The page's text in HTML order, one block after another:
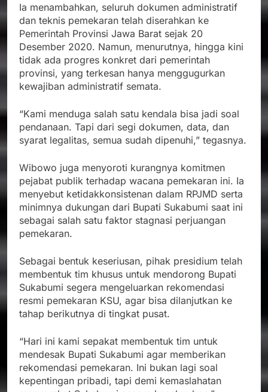
Ia menambahkan, seluruh dokumen administratif
dan teknis pemekaran telah diserahkan ke
Pemerintah Provinsi Jawa Barat sejak 20
Desember 2020. Namun, menurutnya, hingga kini
tidak ada progres konkret dari pemerintah
provinsi, yang terkesan hanya menggugurkan
kewajiban administratif semata.
“Kami menduga salah satu kendala bisa jadi soal
pendanaan. Tapi dari segi dokumen, data, dan
syarat legalitas, semua sudah dipenuhi,” tegasnya.
Wibowo juga menyoroti kurangnya komitmen
pejabat publik terhadap wacana pemekaran ini. Ia
menyebut ketidakkonsistenan dalam RPJMD serta
minimnya dukungan dari Bupati Sukabumi saat ini
sebagai salah satu faktor stagnasi perjuangan
pemekaran.
Sebagai bentuk keseriusan, pihak presidium telah
membentuk tim khusus untuk mendorong Bupati
Sukabumi segera mengeluarkan rekomendasi
resmi pemekaran KSU, agar bisa dilanjutkan ke
tahap berikutnya di tingkat pusat.
“Hari ini kami sepakat membentuk tim untuk
mendesak Bupati Sukabumi agar memberikan
rekomendasi pemekaran. Ini bukan lagi soal
kepentingan pribadi, tapi demi kemaslahatan